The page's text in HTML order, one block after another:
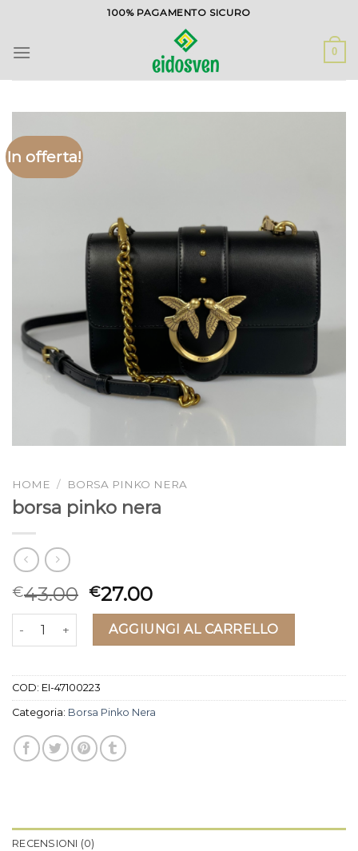
contenuti
100% PAGAMENTO SICURO
0
In offerta!
HOME / BORSA PINKO NERA
borsa pinko nera
€43.00 €27.00
borsa pinko nera quantitàAGGIUNGI AL CARRELLO
COD: EI-47100223
Categoria: Borsa Pinko Nera
RECENSIONI (0)